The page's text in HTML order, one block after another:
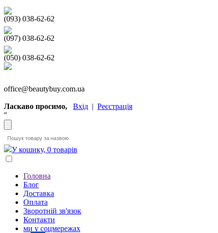
(093) 038-62-62
(097) 038-62-62
(050) 038-62-62
office@beautybuy.com.ua
Ласкаво просимо, Вхід | Реєстрація
"
У кошику, 0 товарів
Головна
Блог
Доставка
Оплата
Зворотній зв'язок
Контакти
ми у соцмережах